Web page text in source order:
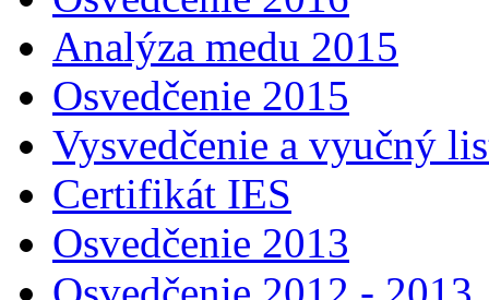
Analýza medu 2015
Osvedčenie 2015
Vysvedčenie a vyučný
Certifikát IES
Osvedčenie 2013